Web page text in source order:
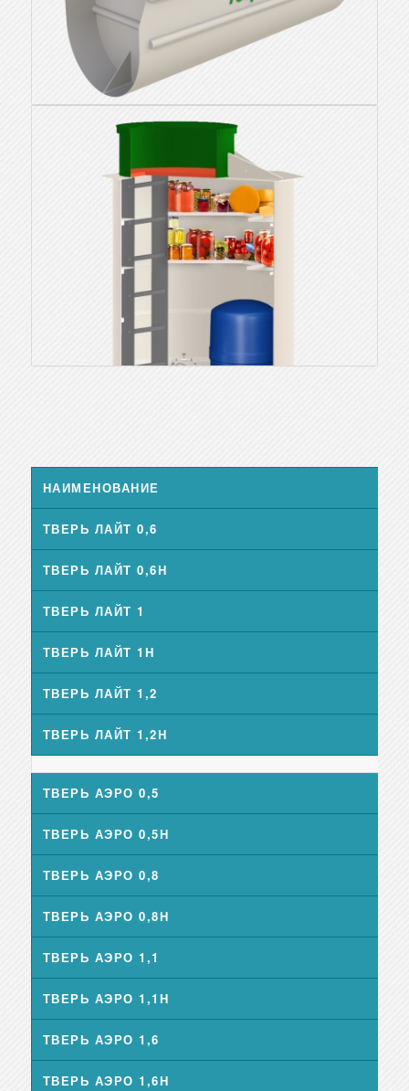
НАИМЕНОВАНИЕ
ТВЕРЬ ЛАЙТ 0,6
ТВЕРЬ ЛАЙТ 0,6Н
ТВЕРЬ ЛАЙТ 1
ТВЕРЬ ЛАЙТ 1Н
ТВЕРЬ ЛАЙТ 1,2
ТВЕРЬ ЛАЙТ 1,2Н
ТВЕРЬ АЭРО 0,5
ТВЕРЬ АЭРО 0,5Н
ТВЕРЬ АЭРО 0,8
ТВЕРЬ АЭРО 0,8Н
ТВЕРЬ АЭРО 1,1
ТВЕРЬ АЭРО 1,1Н
ТВЕРЬ АЭРО 1,6
ТВЕРЬ АЭРО 1,6Н